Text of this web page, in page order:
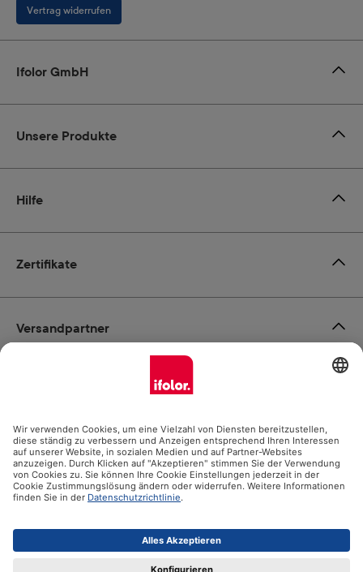
Zertifikate
Vertrag widerrufen
Ifolor GmbH
Unsere Produkte
Hilfe
Zahlungsmöglichkeiten
Social Media
Versandpartner
Alle Preise inkl. gesetzl. Mehrwertsteuer zzgl.
und ggf. Nachnahmegebühren, wenn nicht anders angegeben.